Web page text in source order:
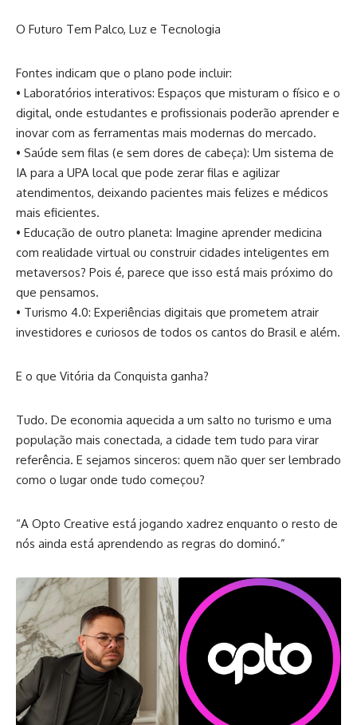
O Futuro Tem Palco, Luz e Tecnologia
Fontes indicam que o plano pode incluir:
• Laboratórios interativos: Espaços que misturam o físico e o
digital, onde estudantes e profissionais poderão aprender e
inovar com as ferramentas mais modernas do mercado.
• Saúde sem filas (e sem dores de cabeça): Um sistema de
IA para a UPA local que pode zerar filas e agilizar
atendimentos, deixando pacientes mais felizes e médicos
mais eficientes.
• Educação de outro planeta: Imagine aprender medicina
com realidade virtual ou construir cidades inteligentes em
metaversos? Pois é, parece que isso está mais próximo do
que pensamos.
• Turismo 4.0: Experiências digitais que prometem atrair
investidores e curiosos de todos os cantos do Brasil e além.
E o que Vitória da Conquista ganha?
Tudo. De economia aquecida a um salto no turismo e uma
população mais conectada, a cidade tem tudo para virar
referência. E sejamos sinceros: quem não quer ser lembrado
como o lugar onde tudo começou?
“A Opto Creative está jogando xadrez enquanto o resto de
nós ainda está aprendendo as regras do dominó.”